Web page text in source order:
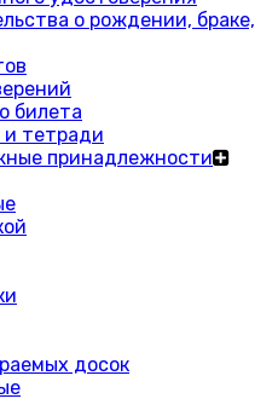
о рождении, браке,
билета
и тетради
принадлежности
досок